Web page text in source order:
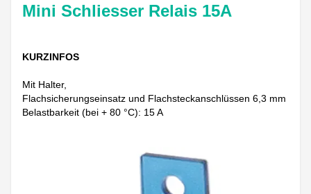
Mini Schliesser Relais 15A
KURZINFOS
Mit Halter,
Flachsicherungseinsatz und Flachsteckanschlüssen 6,3 mm
Belastbarkeit (bei + 80 °C): 15 A